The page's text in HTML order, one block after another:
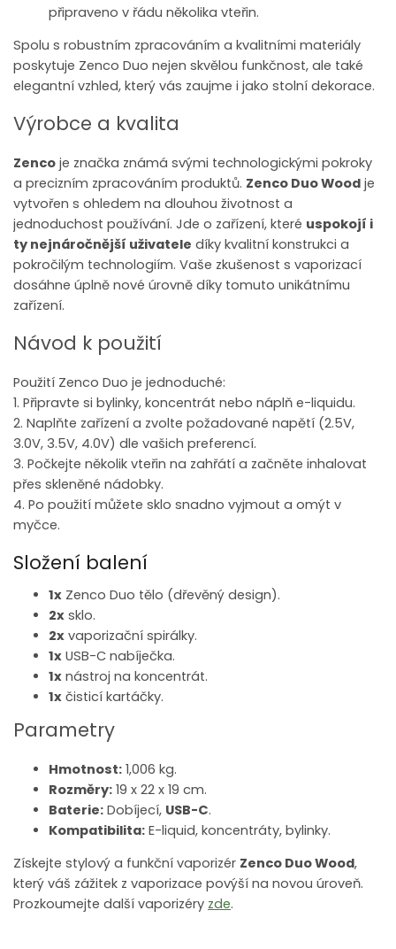
připraveno v řádu několika vteřin.
Spolu s robustním zpracováním a kvalitními materiály
poskytuje Zenco Duo nejen skvělou funkčnost, ale také
elegantní vzhled, který vás zaujme i jako stolní dekorace.
Výrobce a kvalita
Zenco je značka známá svými technologickými pokroky
a precizním zpracováním produktů. Zenco Duo Wood je
vytvořen s ohledem na dlouhou životnost a
jednoduchost používání. Jde o zařízení, které uspokojí i
ty nejnáročnější uživatele díky kvalitní konstrukci a
pokročilým technologiím. Vaše zkušenost s vaporizací
dosáhne úplně nové úrovně díky tomuto unikátnímu
zařízení.
Návod k použití
Použití Zenco Duo je jednoduché:
1. Připravte si bylinky, koncentrát nebo náplň e-liquidu.
2. Naplňte zařízení a zvolte požadované napětí (2.5V,
3.0V, 3.5V, 4.0V) dle vašich preferencí.
3. Počkejte několik vteřin na zahřátí a začněte inhalovat
přes skleněné nádobky.
4. Po použití můžete sklo snadno vyjmout a omýt v
myčce.
Složení balení
1x Zenco Duo tělo (dřevěný design).
2x sklo.
2x vaporizační spirálky.
1x USB-C nabíječka.
1x nástroj na koncentrát.
1x čisticí kartáčky.
Parametry
Hmotnost: 1,006 kg.
Rozměry: 19 x 22 x 19 cm.
Baterie: Dobíjecí, USB-C.
Kompatibilita: E-liquid, koncentráty, bylinky.
Získejte stylový a funkční vaporizér Zenco Duo Wood,
který váš zážitek z vaporizace povýší na novou úroveň.
Prozkoumejte další vaporizéry zde.